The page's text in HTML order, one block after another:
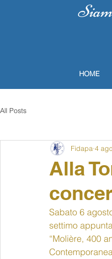
HOME
All Posts
Alla
Fidapa 4
Sabato 6
settimo
“Molière, 400